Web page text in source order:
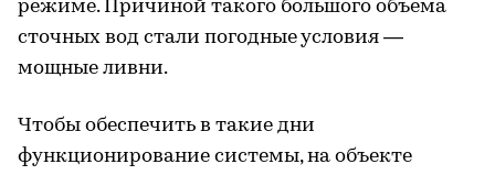
режиме. Причиной такого большого объема
сточных вод стали погодные условия —
мощные ливни.
Чтобы обеспечить в такие дни
функционирование системы, на объекте